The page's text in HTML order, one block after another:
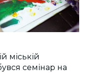
міській
семінар на